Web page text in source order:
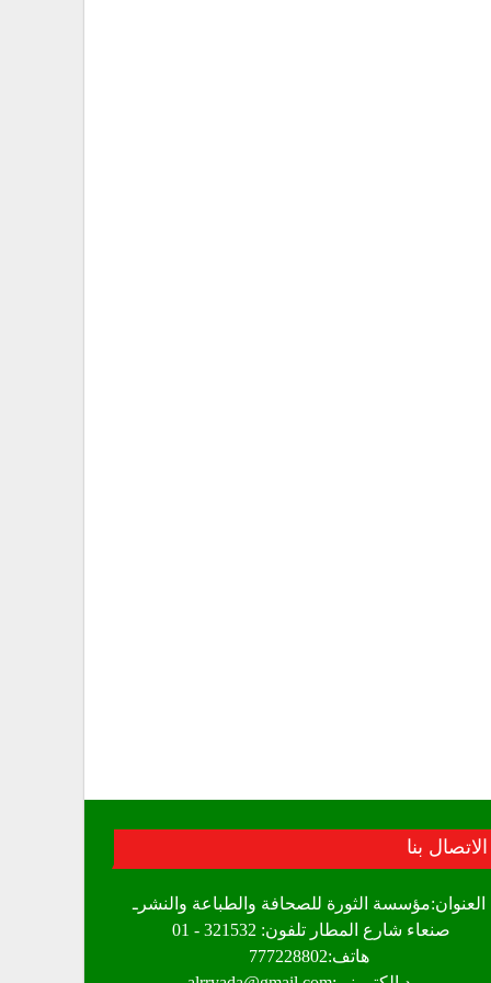
الاتصال بنا
العنوان:مؤسسة الثورة للصحافة والطباعة والنشرـ
هاتف:777228802